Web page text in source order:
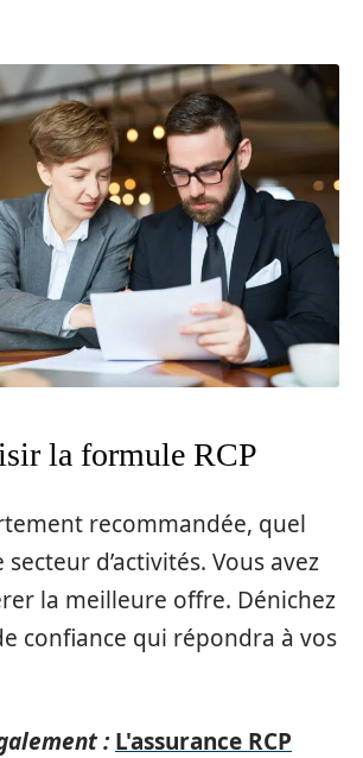
la formule RCP
recommandée, quel
d’activités. Vous avez
la meilleure offre. Dénichez
confiance qui répondra à vos
: L'assurance RCP